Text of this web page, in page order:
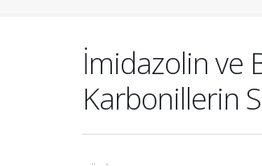
İmidazolin ve
Karbonillerin